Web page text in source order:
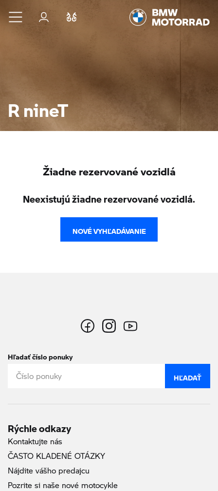
Prejsť na hlavný obsah
Prihlásenie
R nineT
Žiadne rezervované vozidlá
Neexistujú žiadne rezervované vozidlá.
NOVÉ VYHĽADÁVANIE
Hľadať číslo ponuky
HĽADAŤ
Rýchle odkazy
Kontaktujte nás
ČASTO KLADENÉ OTÁZKY
Nájdite vášho predajcu
Pozrite si naše nové motocykle